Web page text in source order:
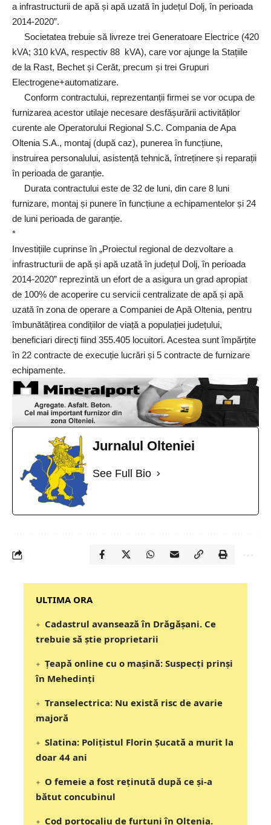
a infrastructurii de apă și apă uzată în județul Dolj, în perioada
2014-2020”.
Societatea trebuie să livreze trei Generatoare Electrice (420
kVA; 310 kVA, respectiv 88 kVA), care vor ajunge la Stațiile
de la Rast, Bechet și Cerăt, precum și trei Grupuri
Electrogene+automatizare.
Conform contractului, reprezentanții firmei se vor ocupa de
furnizarea acestor utilaje necesare desfășurării activităților
curente ale Operatorului Regional S.C. Compania de Apa
Oltenia S.A., montaj (după caz), punerea în funcțiune,
instruirea personalului, asistență tehnică, întreținere și reparații
în perioada de garanție.
Durata contractului este de 32 de luni, din care 8 luni
furnizare, montaj și punere în funcțiune a echipamentelor și 24
de luni perioada de garanție.
*
Investițiile cuprinse în „Proiectul regional de dezvoltare a
infrastructurii de apă și apă uzată în județul Dolj, în perioada
2014-2020” reprezintă un efort de a asigura un grad apropiat
de 100% de acoperire cu servicii centralizate de apă și apă
uzată în zona de operare a Companiei de Apă Oltenia, pentru
îmbunătățirea condițiilor de viață a populației județului,
beneficiari direcți fiind 355.405 locuitori. Acestea sunt împărțite
în 22 contracte de execuție lucrări și 5 contracte de furnizare
echipamente.
Jurnalul Olteniei
See Full Bio
‎‎‎‎‎‎‎ULTIMA ORA
Cadastrul avansează în Drăgășani. Ce
trebuie să știe proprietarii
Țeapă online cu o mașină: Suspecți prinși
în Mehedinți
Transelectrica: Nu există risc de avarie
majoră
Slatina: Poliţistul Florin Şucată a murit la
doar 44 ani
O femeie a fost reținută după ce și-a
bătut concubinul
Cod portocaliu de furtuni în Oltenia.